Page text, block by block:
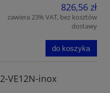
826,56 zł
zawiera 23% VAT, bez kosztów
dostawy
do koszyka
VE12N-inox